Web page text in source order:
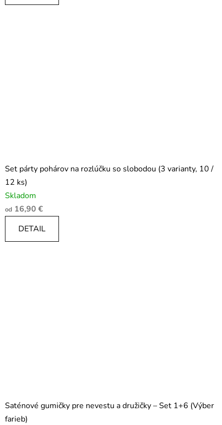
Set párty pohárov na rozlúčku so slobodou (3 varianty, 10 /
12 ks)
Skladom
od 16,90 €
DETAIL
Saténové gumičky pre nevestu a družičky – Set 1+6 (Výber
farieb)